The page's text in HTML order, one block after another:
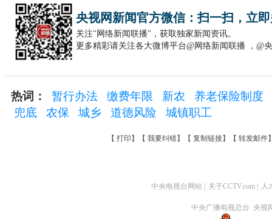
央视网新闻官方微信：扫一扫，立
关注"网络新闻联播"，获取独家新闻资讯。
更多精彩请关注各大微博平台@网络新闻联播 ，@
热词： 暂行办法 缴费年限 新农
养老保险制度
兜底
农保 城乡 道德风险 城镇职工
【 打印 】【 我要纠错】【 复制链接】【 转发邮件
中央电视台网站 关于CCTV.com 人
中央广播电视总台 央视